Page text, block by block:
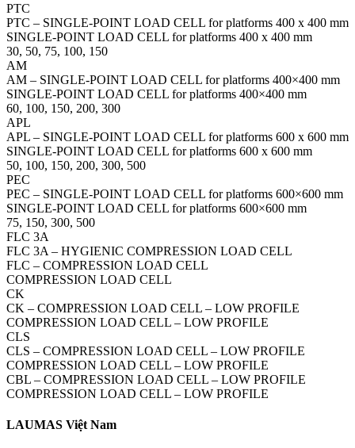
PTC
PTC – SINGLE-POINT LOAD CELL for platforms 400 x 400 mm
SINGLE-POINT LOAD CELL for platforms 400 x 400 mm
30, 50, 75, 100, 150
AM
AM – SINGLE-POINT LOAD CELL for platforms 400×400 mm
SINGLE-POINT LOAD CELL for platforms 400×400 mm
60, 100, 150, 200, 300
APL
APL – SINGLE-POINT LOAD CELL for platforms 600 x 600 mm
SINGLE-POINT LOAD CELL for platforms 600 x 600 mm
50, 100, 150, 200, 300, 500
PEC
PEC – SINGLE-POINT LOAD CELL for platforms 600×600 mm
SINGLE-POINT LOAD CELL for platforms 600×600 mm
75, 150, 300, 500
FLC 3A
FLC 3A – HYGIENIC COMPRESSION LOAD CELL
FLC – COMPRESSION LOAD CELL
COMPRESSION LOAD CELL
CK
CK – COMPRESSION LOAD CELL – LOW PROFILE
COMPRESSION LOAD CELL – LOW PROFILE
CLS
CLS – COMPRESSION LOAD CELL – LOW PROFILE
COMPRESSION LOAD CELL – LOW PROFILE
CBL – COMPRESSION LOAD CELL – LOW PROFILE
COMPRESSION LOAD CELL – LOW PROFILE
LAUMAS Việt Nam